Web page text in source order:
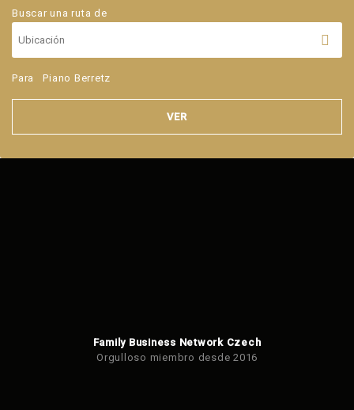
Buscar una ruta de
Para Piano Berretz
VER
Family Business Network Czech
Orgulloso miembro desde 2016